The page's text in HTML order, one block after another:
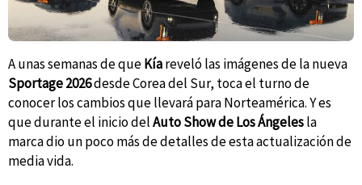
A unas semanas de queKíareveló las imágenes de la nueva
Sportage 2026desde Corea del Sur, toca el turno de
conocer los cambios que llevará para Norteamérica. Y es
que durante el inicio delAuto Show de Los Ángelesla
marca dio un poco más de detalles de esta actualización de
media vida.